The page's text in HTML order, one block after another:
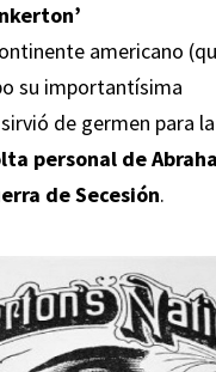
americano
su importantísima
de germen para
personal de
de Secesión.